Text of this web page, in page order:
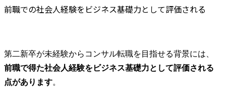
前職での社会人経験をビジネス基礎力として評価される
第二新卒が未経験からコンサル転職を目指せる背景には、
前職で得た社会人経験をビジネス基礎力として評価される
点があります。